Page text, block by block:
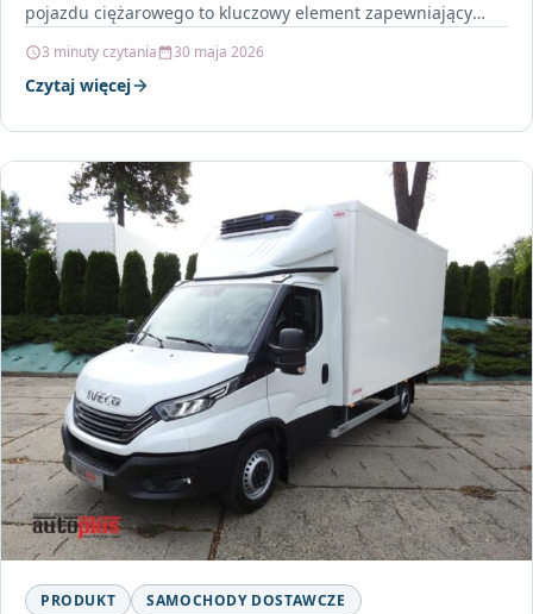
pojazdu ciężarowego to kluczowy element zapewniający
3 minuty czytania 30 maja 2026
Czytaj więcej
PRODUKT SAMOCHODY DOSTAWCZE